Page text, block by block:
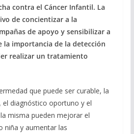
contra el Cáncer Infantil. La
de concientizar a la
de apoyo y sensibilizar a
la importancia de la detección
realizar un tratamiento
que puede ser curable, la
el diagnóstico oportuno y el
misma pueden mejorar el
niña y aumentar las